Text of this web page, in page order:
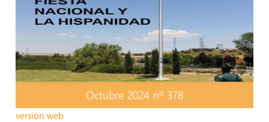
Octubre 2024 nº 378
versión web